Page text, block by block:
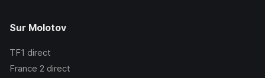
Sur Molotov
TF1 direct
France 2 direct